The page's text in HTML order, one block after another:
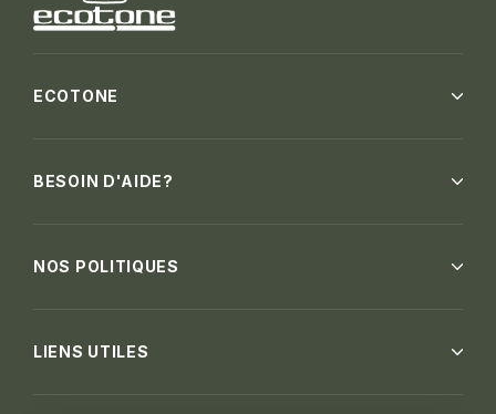
ECOTONE
BESOIN D'AIDE?
NOS POLITIQUES
LIENS UTILES